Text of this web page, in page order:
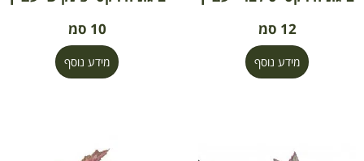
12 סמ
מידע נוסף
10 סמ
מידע נוסף